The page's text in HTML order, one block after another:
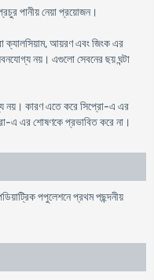
পানীয় নেয়া প্রয়োজন।
ক্যালসিয়াম, আয়রণ এবং জিংক এর
নয়। এগুলো সেবনের ছয় ঘন্টা
নয়। কারণ এতে করে সিপ্রো-এ এর
এ এর শোষণকে প্রভাবিত করে না।
পপুলেশনে প্রথম পছন্দনীয়